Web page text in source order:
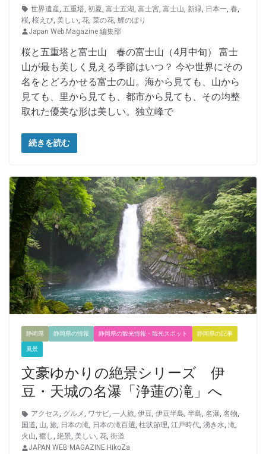
世界遺産, 五重塔, 初夏, 富士五湖, 富士宮, 富士山, 新緑, 日本一, 春,
桜, 桜えび, 美しい, 花, 菜の花, 鯉のぼり
Japan Web Magazine 編集部
桜と五重塔と富士山 春の富士山（4月中旬） 富士
山が最も美しく見える季節はいつ？ 今や世界にその
名をとどろかせる富士の山。海から見ても、山から
見ても、里から見ても、都市から見ても、その均整
取れた優美な形は美しい。独立峰で
続きを読む
静岡県 静岡県の情報 静岡県の観光情報・観光スポット 静岡県の記事
風景
文豪ゆかりの絶景シリーズ 伊
豆・天城の名瀑「浄蓮の滝」へ
アクセス, グルメ, ワサビ, 一人旅, 伊豆, 伊豆半島, 半島, 名瀑, 名物,
国道, 山, 旅, 日本の滝, 日本の滝百選, 柱状節理, 江戸時代, 湧き水, 滝,
火山, 癒し, 絶景, 美しい, 花, 街道
JAPAN WEB MAGAZINE HikoZa